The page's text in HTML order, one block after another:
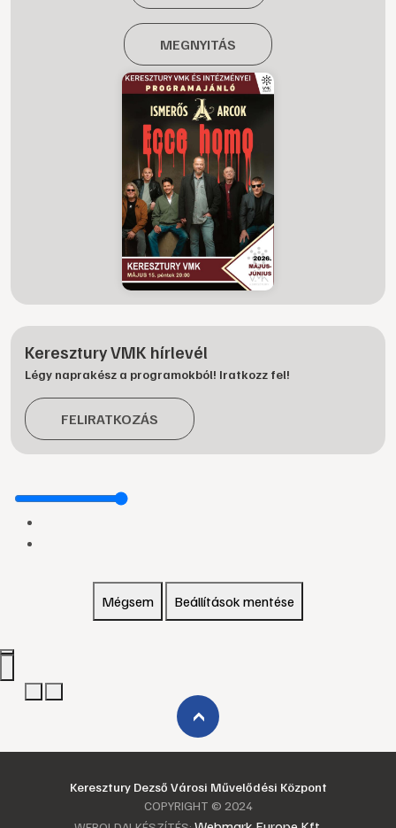
MEGNYITÁS
Keresztury VMK hírlevél
Légy naprakész a programokból! Iratkozz fel!
FELIRATKOZÁS
Mégsem Beállítások mentése
›
Keresztury Dezső Városi Művelődési Központ
COPYRIGHT © 2024